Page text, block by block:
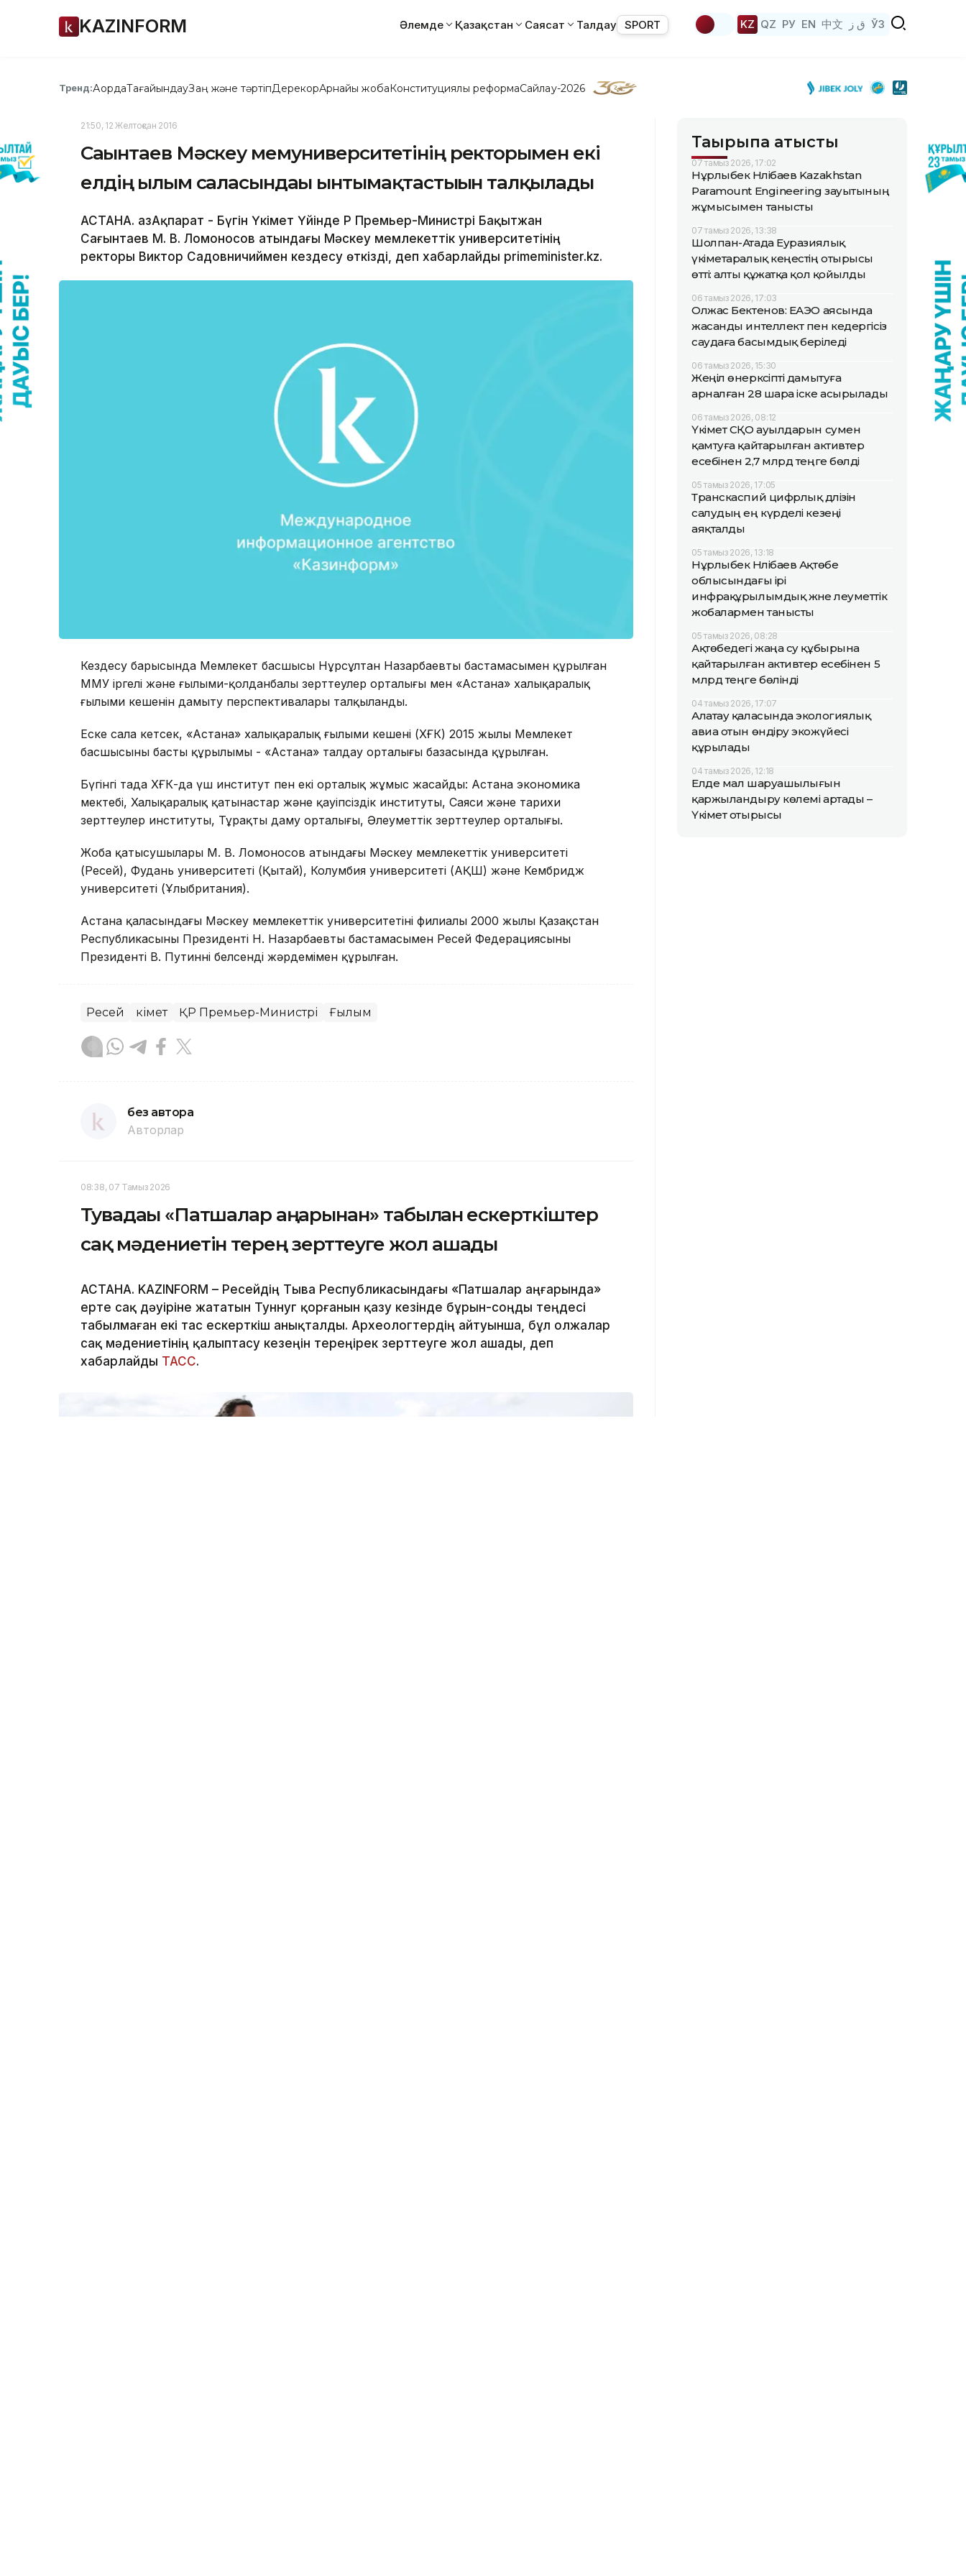
KAZINFORM Әлемде Қазақстан Саясат Талдау SPORT KZ QZ РУ EN 中文 ق ز ЎЗ
Тренд:АқордаТағайындауЗаң және тәртіпДерекқорАрнайы жобаКонституциялық реформаСайлау-2026
21:50, 12 Желтоқсан 2016
Сағынтаев Мәскеу мемуниверситетінің ректорымен екі
елдің ғылым саласындағы ынтымақтастығын талқылады
АСТАНА. ҚазАқпарат - Бүгін Үкімет Үйінде ҚР Премьер-Министрі Бақытжан
Сағынтаев М. В. Ломоносов атындағы Мәскеу мемлекеттік университетінің
ректоры Виктор Садовничиймен кездесу өткізді, деп хабарлайды primeminister.kz.
Кездесу барысында Мемлекет басшысы Нұрсұлтан Назарбаевтың бастамасымен құрылған
ММУ іргелі және ғылыми-қолданбалы зерттеулер орталығы мен «Астана» халықаралық
ғылыми кешенін дамыту перспективалары талқыланды.
Еске сала кетсек, «Астана» халықаралық ғылыми кешені (ХҒК) 2015 жылы Мемлекет
басшысының басты құрылымы - «Астана» талдау орталығы базасында құрылған.
Бүгінгі таңда ХҒК-да үш институт пен екі орталық жұмыс жасайды: Астана экономика
мектебі, Халықаралық қатынастар және қауіпсіздік институты, Саяси және тарихи
зерттеулер институты, Тұрақты даму орталығы, Әлеуметтік зерттеулер орталығы.
Жоба қатысушылары М. В. Ломоносов атындағы Мәскеу мемлекеттік университеті
(Ресей), Фудань университеті (Қытай), Колумбия университеті (АҚШ) және Кембридж
университеті (Ұлыбритания).
Астана қаласындағы Мәскеу мемлекеттік университетінің филиалы 2000 жылы Қазақстан
Республикасының Президенті Н. Назарбаевтың бастамасымен Ресей Федерациясының
Президенті В. Путиннің белсенді жәрдемімен құрылған.
Ресей Үкімет ҚР Премьер-Министрі Ғылым
без автора
Авторлар
08:38, 07 Тамыз 2026
Тувадағы «Патшалар аңғарынан» табылған ескерткіштер
сақ мәдениетін терең зерттеуге жол ашады
АСТАНА. KAZINFORM – Ресейдің Тыва Республикасындағы «Патшалар аңғарында»
ерте сақ дәуіріне жататын Туннуг қорғанын қазу кезінде бұрын-соңды теңдесі
табылмаған екі тас ескерткіш анықталды. Археологтердің айтуынша, бұл олжалар
сақ мәдениетінің қалыптасу кезеңін тереңірек зерттеуге жол ашады, деп
хабарлайды ТАСС.
Тақырыпқа қатысты
07 тамыз 2026, 17:02
Нұрлыбек Нәлібаев Kazakhstan
Paramount Engineering зауытының
жұмысымен танысты
07 тамыз 2026, 13:38
Шолпан-Атада Еуразиялық
үкіметаралық кеңестің отырысы
өтті: алты құжатқа қол қойылды
06 тамыз 2026, 17:03
Олжас Бектенов: ЕАЭО аясында
жасанды интеллект пен кедергісіз
саудаға басымдық беріледі
06 тамыз 2026, 15:30
Жеңіл өнеркәсіпті дамытуға
арналған 28 шара іске асырылады
06 тамыз 2026, 08:12
Үкімет СҚО ауылдарын сумен
қамтуға қайтарылған активтер
есебінен 2,7 млрд теңге бөлді
05 тамыз 2026, 17:05
Транскаспий цифрлық дәлізін
салудың ең күрделі кезеңі
аяқталды
05 тамыз 2026, 13:18
Нұрлыбек Нәлібаев Ақтөбе
облысындағы ірі
инфрақұрылымдық және әлеуметтік
жобалармен танысты
05 тамыз 2026, 08:28
Ақтөбедегі жаңа су құбырына
қайтарылған активтер есебінен 5
млрд теңге бөлінді
04 тамыз 2026, 17:07
Алатау қаласында экологиялық
авиа отын өндіру экожүйесі
құрылады
04 тамыз 2026, 12:18
Елде мал шаруашылығын
қаржыландыру көлемі артады –
Үкімет отырысы